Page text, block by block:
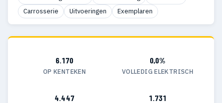
Carrosserie
Uitvoeringen Exemplaren
6.170
OP KENTEKEN
0,0%
VOLLEDIG ELEKTRISCH
4.447 1.731